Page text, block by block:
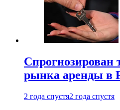
Спрогнозирован
рынка аренды в
2 года спустя2 года спустя